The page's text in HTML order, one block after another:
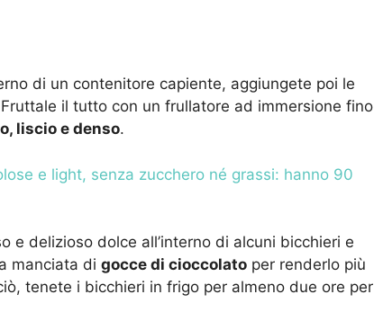
di un contenitore capiente, aggiungete poi le
il tutto con un frullatore ad immersione fino
liscio e denso.
e light, senza zucchero né grassi: hanno 90
e delizioso dolce all’interno di alcuni bicchieri e
manciata di gocce di cioccolato per renderlo più
tenete i bicchieri in frigo per almeno due ore per